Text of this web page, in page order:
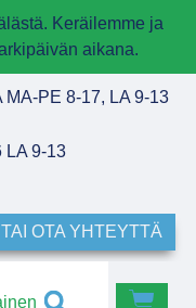
Keräilemme ja
aikana.
MA-PE 8-17, LA 9-13
LA 9-13
OTA YHTEYTTÄ